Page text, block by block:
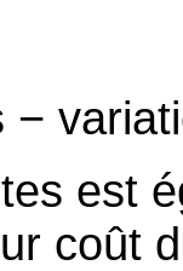
−
est
coût